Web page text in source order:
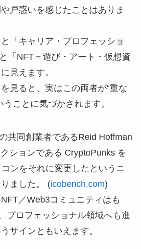
戸惑いを感じたことはありま
「キャリア・プロフェッショ
「NFT＝遊び・アート・仮想資
見えます。
見ると、実はこの両者が“重な
うことに気づかされます。
共同創業者であるReid Hoffman
ションである CryptoPunks を
ンをそれに変更したというニ
ました。 (icobench.com)
／Web3コミュニティはも
プロフェッショナル領域へも進
サインともいえます。